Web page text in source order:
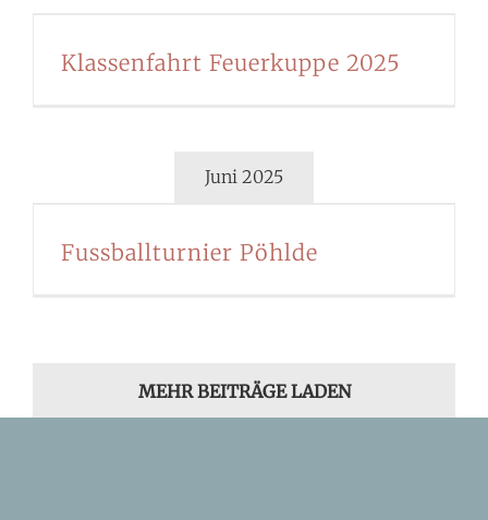
Klassenfahrt Feuerkuppe 2025
Juni 2025
Fussballturnier Pöhlde
MEHR BEITRÄGE LADEN